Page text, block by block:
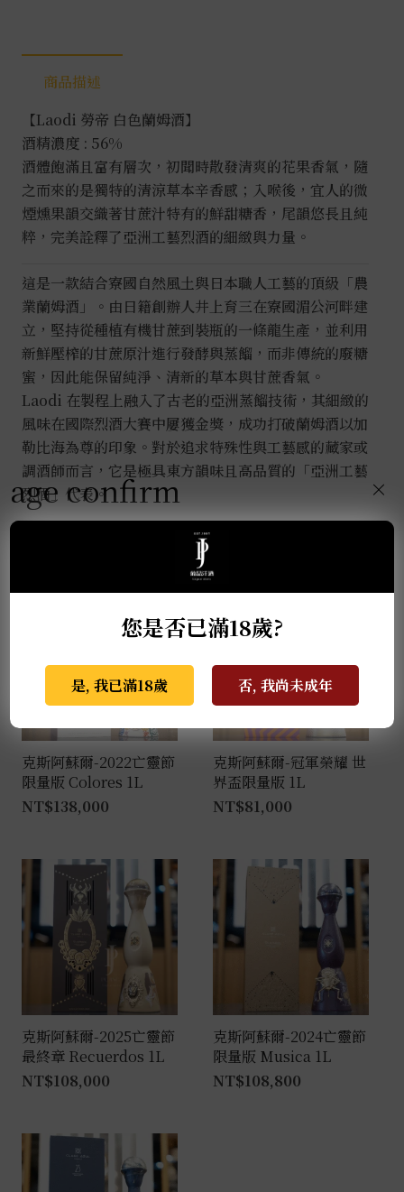
0.7L
商品描述
【Laodi 勞帝 白色蘭姆酒】
酒精濃度 : 56%
酒體飽滿且富有層次，初聞時散發清爽的花果香氣，隨
之而來的是獨特的清涼草本辛香感；入喉後，宜人的微
煙燻果韻交織著甘蔗汁特有的鮮甜糖香，尾韻悠長且純
粹，完美詮釋了亞洲工藝烈酒的細緻與力量。
這是一款結合寮國自然風土與日本職人工藝的頂級「農
業蘭姆酒」。由日籍創辦人井上育三在寮國湄公河畔建
立，堅持從種植有機甘蔗到裝瓶的一條龍生產，並利用
新鮮壓榨的甘蔗原汁進行發酵與蒸餾，而非傳統的廢糖
蜜，因此能保留純淨、清新的草本與甘蔗香氣。
Laodi 在製程上融入了古老的亞洲蒸餾技術，其細緻的
風味在國際烈酒大賽中屢獲金獎，成功打破蘭姆酒以加
勒比海為尊的印象。對於追求特殊性與工藝感的藏家或
調酒師而言，它是極具東方韻味且高品質的「亞洲工藝
烈酒」代表。
克斯阿蘇爾-2022亡靈節
限量版 Colores 1L
NT$138,000
克斯阿蘇爾-冠軍榮耀 世
界盃限量版 1L
NT$81,000
克斯阿蘇爾-2025亡靈節
最終章 Recuerdos 1L
NT$108,000
克斯阿蘇爾-2024亡靈節
限量版 Musica 1L
NT$108,800
age confirm
您是否已滿18歲?
是, 我已滿18歲 否, 我尚未成年
×